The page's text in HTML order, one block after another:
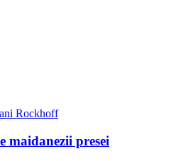
Rockhoff
maidanezii presei